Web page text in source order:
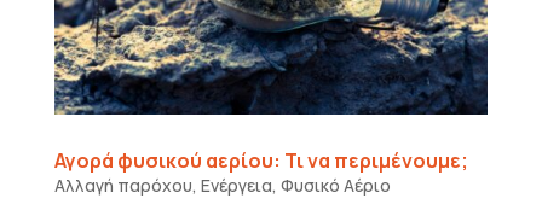
Αγορά φυσικού αερίου: Τι να περιμένουμε;
Αλλαγή παρόχου, Ενέργεια, Φυσικό Αέριο